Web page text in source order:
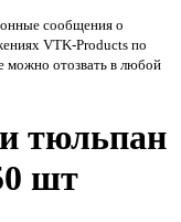
сообщения о
VTK-Products по
можно отозвать в любой
тюльпан
шт